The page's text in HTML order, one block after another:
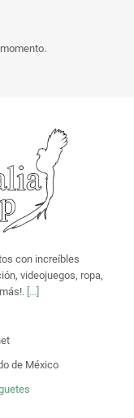
con increíbles
videojuegos, ropa,
[...]
de México